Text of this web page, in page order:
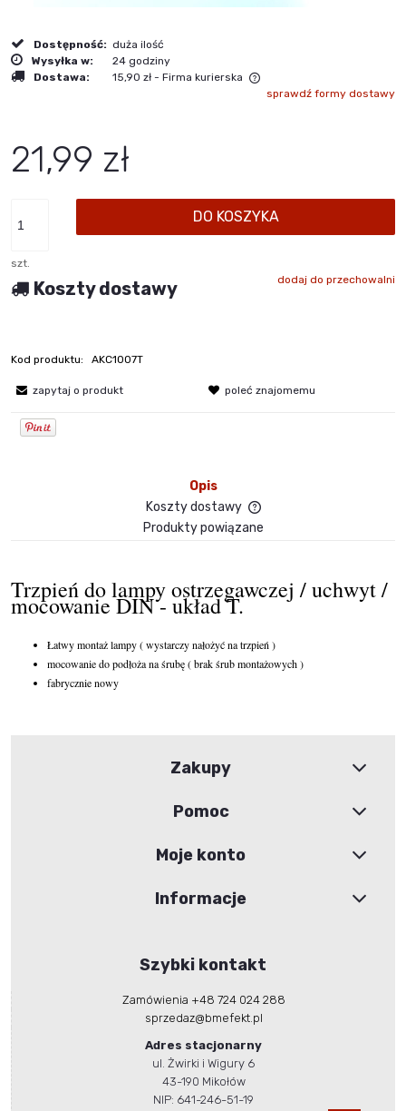
Dostępność: duża ilość
Wysyłka w:
24 godziny
Dostawa:
15,90 zł - Firma kurierska
Cena nie zawiera ewentualnych kosztów płatnościsprawdź formy dostawy
21,99 zł
szt.
DO KOSZYKA
dodaj do przechowalni
Koszty dostawy
Kod produktu: AKC1007T
zapytaj o produkt poleć znajomemu
Opis
Koszty dostawy
Produkty powiązane
Trzpień do lampy ostrzegawczej / uchwyt /
mocowanie DIN - układ T.
Łatwy montaż lampy ( wystarczy nałożyć na trzpień )
mocowanie do podłoża na śrubę ( brak śrub montażowych )
fabrycznie nowy
Zakupy
Pomoc
Moje konto
Informacje
Szybki kontakt
Zamówienia +48 724 024 288
sprzedaz@bmefekt.pl
Adres stacjonarny
ul. Żwirki i Wigury 6
43-190 Mikołów
NIP: 641-246-51-19